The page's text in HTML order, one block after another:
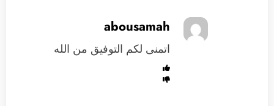
abousamah
اتمنى لكم التوفيق من الله